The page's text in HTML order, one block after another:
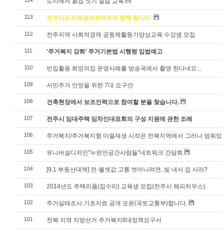
113 전주시도시재생서포터즈와 함께 합니다.
112 전주지역 사회적경제 공동체활동가양성교육 수강생 모집
111 '주거복지 강화' 주거기본법 시행령 입법예고
110 빈집활용 희망의집 운영사례를 방송국에서 촬영 한다네요...
109 서민주거 안정을 위한 7대 요구안
108 건축현장에서 보조인력으로 참여할 분을 찾습니다.
107 전주시 임대주택 임차인대표회의 구성 지원에 관한 조례
106 주거복지/주거복지형 마을재생 시작은 전북지역에서 그러나 멈춰
105 유니버설디자인"누편안공간사람들"네트워크 간담회
104 [9.1 부동산대책] 전·월셋값 고통 벗어나려면..빚 내서 집 사라?
103 2014년도 주택리폼(집수리) 교육생 모집(전주시 해피하우스)
102 주거실태조사 기초자료 공개 오픈(국토교통부)합니다.
101 전북 지역 지방선거 주거복지8대정책요구서